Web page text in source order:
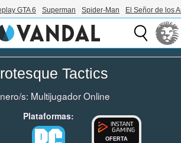
GTA 6 Superman Spider-Man El Señor de los
Tactics
s: Multijugador Online
Plataformas:
OFERTA